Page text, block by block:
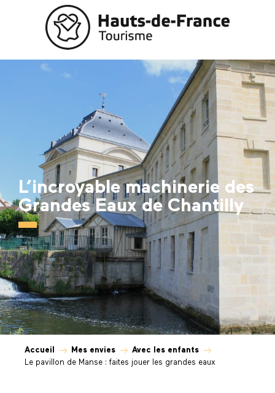
L’incroyable machinerie des
Grandes Eaux de Chantilly
Accueil Mes envies
Avec les enfants
Le pavillon de Manse : faites jouer les grandes eaux